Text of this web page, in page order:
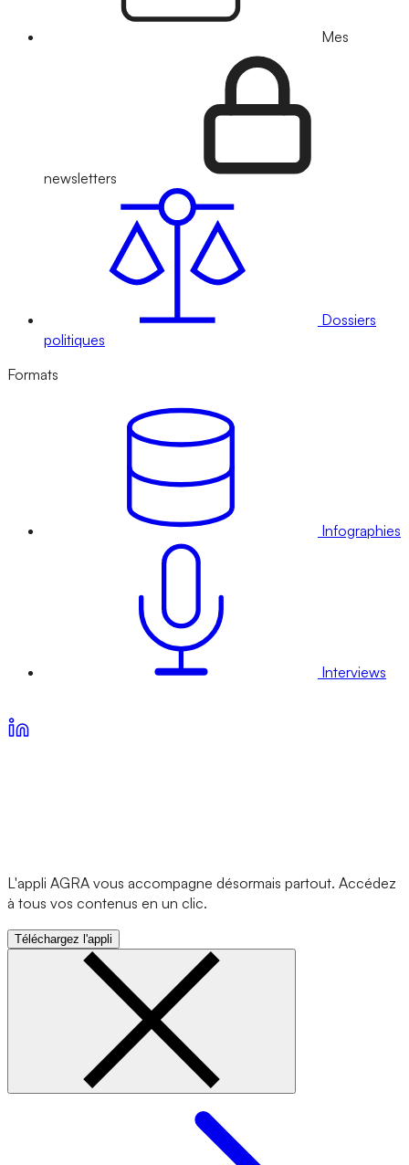
Mes
newsletters
Dossiers
politiques
Formats
Infographies
Interviews
L'appli AGRA vous accompagne désormais partout. Accédez
à tous vos contenus en un clic.
Téléchargez l'appli